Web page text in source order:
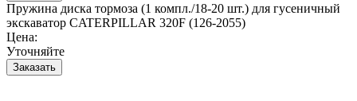
Пружина диска тормоза (1 компл./18-20 шт.) для гусеничный
экскаватор CATERPILLAR 320F (126-2055)
Цена:
Уточняйте